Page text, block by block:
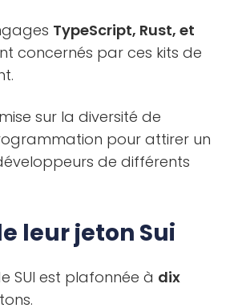
TypeScript, Rust, et
concernés par ces kits de
sur la diversité de
pour attirer un
de différents
leur jeton Sui
SUI est plafonnée à dix